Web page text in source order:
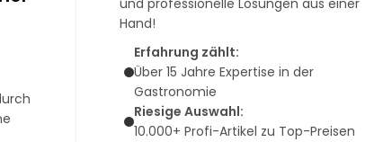
und professionelle Lösungen aus einer
Hand!
Erfahrung zählt:
Über 15 Jahre Expertise in der
Gastronomie
Riesige Auswahl:
10.000+ Profi-Artikel zu Top-Preisen